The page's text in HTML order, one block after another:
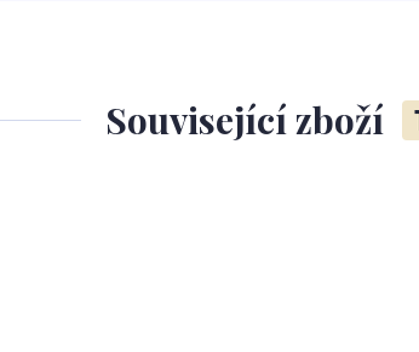
Související zboží